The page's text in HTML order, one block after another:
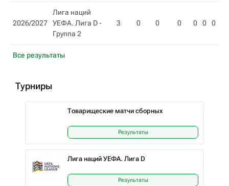
2026/2027
Лига наций
УЕФА. Лига D -
Группа 2
3 0 0 0 0 0 0
Все результаты
Турниры
Товарищеские матчи сборных
Результаты
Лига наций УЕФА. Лига D
Результаты